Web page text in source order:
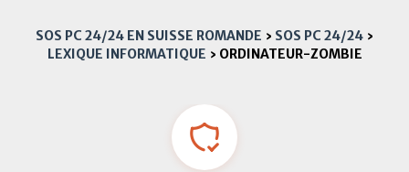
SOS PC 24/24 EN SUISSE ROMANDE › SOS PC 24/24 ›
LEXIQUE INFORMATIQUE › ORDINATEUR-ZOMBIE